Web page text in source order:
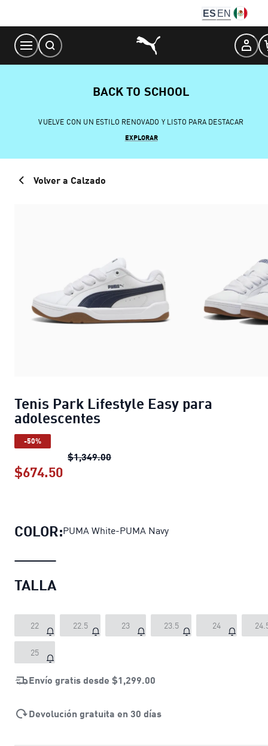
Content
ES EN
BACK TO SCHOOL
VUELVE CON UN ESTILO RENOVADO Y LISTO PARA DESTACAR
EXPLORAR
Volver a Calzado
Tenis Park Lifestyle Easy para
adolescentes
-50%
$1,349.00Tenis Park Lifestyle Easy para
$674.50
COLOR:PUMA White-PUMA Navy
TALLA
22 22.5 23 23.5 24
25
Envío gratis desde $1,299.00
Devolución gratuita en 30 días